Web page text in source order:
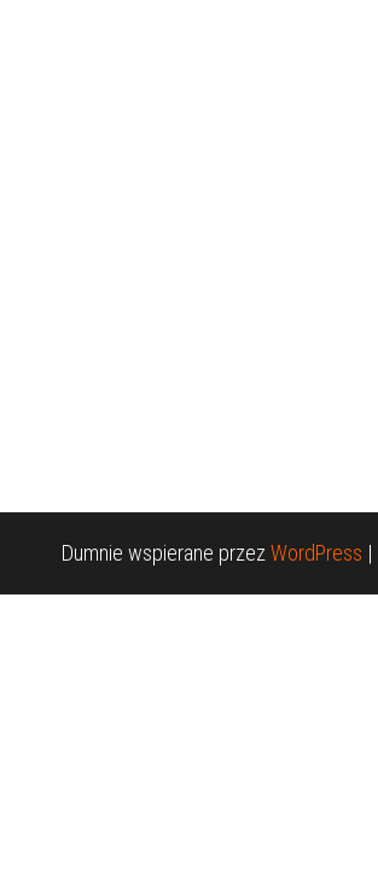
Dumnie wspierane przez WordPress |